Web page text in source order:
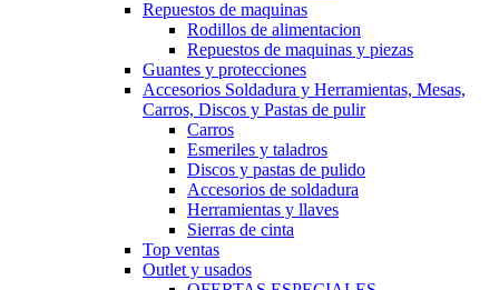
Repuestos de maquinas
Rodillos de alimentacion
Repuestos de maquinas y piezas
Guantes y protecciones
Accesorios Soldadura y Herramientas, Mesas,
Carros, Discos y Pastas de pulir
Carros
Esmeriles y taladros
Discos y pastas de pulido
Accesorios de soldadura
Herramientas y llaves
Sierras de cinta
Top ventas
Outlet y usados